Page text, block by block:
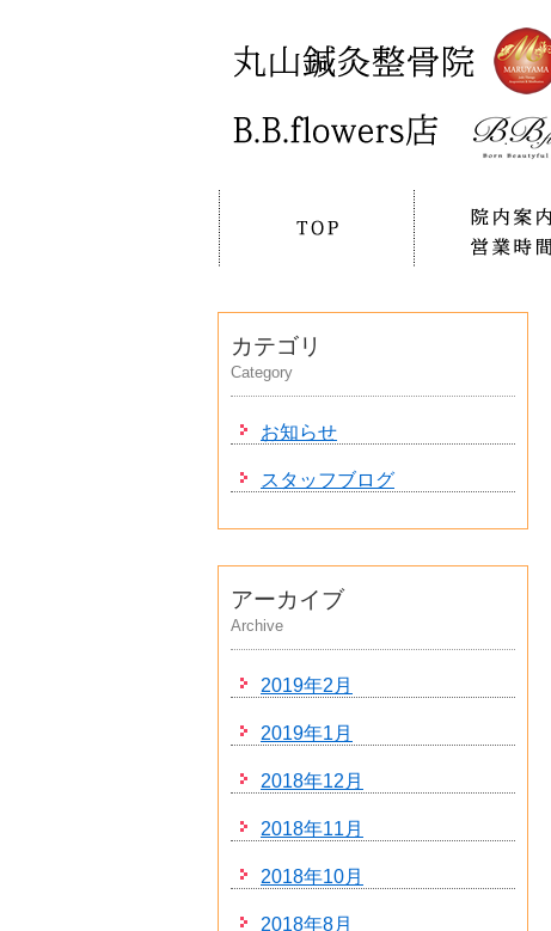
カテゴリ
Category
お知らせ
スタッフブログ
アーカイブ
Archive
2019年2月
2019年1月
2018年12月
2018年11月
2018年10月
2018年8月